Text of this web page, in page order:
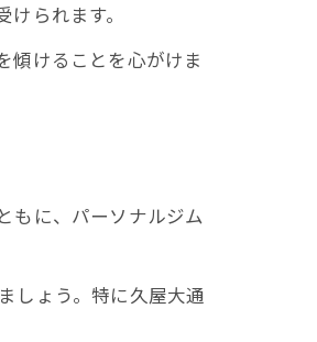
られます。
傾けることを心がけま
もに、パーソナルジム
しょう。特に久屋大通